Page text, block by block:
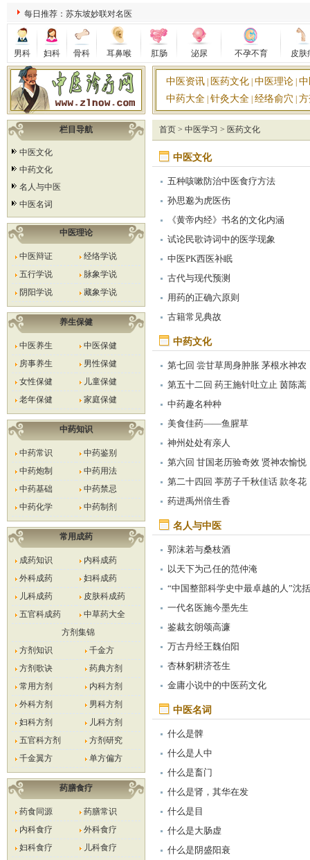
每日推荐：苏东坡妙联对名医
男科 妇科 骨科 耳鼻喉 肛肠 泌尿 不孕不育 皮肤
中医资讯 医药文化 中医理论
中药大全 针灸大全 经络俞穴
栏目导航
中医文化
中药文化
名人与中医
中医名词
中医理论
中医辩证
经络学说
五行学说
脉象学说
阴阳学说
藏象学说
养生保健
中医养生
中医保健
房事养生
男性保健
女性保健
儿童保健
老年保健
家庭保健
中药知识
中药常识
中药鉴别
中药炮制
中药用法
中药基础
中药禁忌
中药化学
中药制剂
常用成药
成药知识
内科成药
外科成药
妇科成药
儿科成药
皮肤科成药
五官科成药
中草药大全
方剂集锦
方剂知识
千金方
方剂歌诀
药典方剂
常用方剂
内科方剂
外科方剂
男科方剂
妇科方剂
儿科方剂
五官科方剂
方剂研究
千金翼方
单方偏方
药膳食疗
药食同源
药膳常识
内科食疗
外科食疗
妇科食疗
儿科食疗
首页 > 中医学习 > 医药文化
中医文化
五种咳嗽防治中医食疗方法
孙思邈为虎医伤
《黄帝内经》书名的文化内涵
试论民歌诗词中的医学现象
中医PK西医补眠
古代与现代预测
用药的正确六原则
古籍常见典故
中药文化
第七回 尝甘草周身肿胀 茅根水神农
康复
第五十二回 药王施针吐立止 茵陈蒿
汤疸速消
中药趣名种种
美食佳药——鱼腥草
神州处处有亲人
第六回 甘国老历验奇效 贤神农愉悦
吟诗
第二十四回 葶苈子千秋佳话 款冬花
百世美名
药进禹州倍生香
名人与中医
郭沫若与桑枝酒
以天下为己任的范仲淹
“中国整部科学史中最卓越的人”沈括
一代名医施今墨先生
鉴裁玄朗颂高濂
万古丹经王魏伯阳
杏林躬耕济苍生
金庸小说中的中医药文化
中医名词
什么是髀
什么是人中
什么是畜门
什么是肾，其华在发
什么是目
什么是大肠虚
什么是阴盛阳衰